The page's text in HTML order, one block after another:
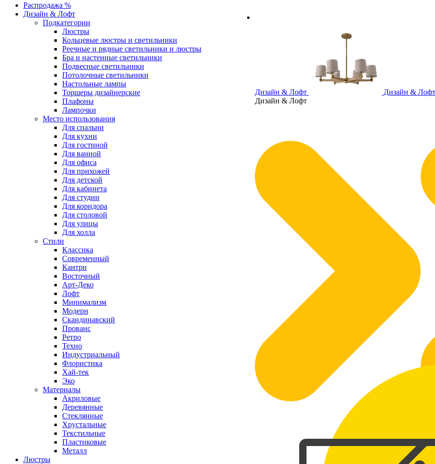
Дизайн & Лофт
Дизайн & Лофт
Дизайн & Лофт
Распродажа %
Дизайн & Лофт
Подкатегории
Люстры
Кольцевые люстры и светильники
Реечные и рядные светильники и люстры
Бра и настенные светильники
Подвесные светильники
Потолочные светильники
Настольные лампы
Торшеры дизайнерские
Плафоны
Лампочки
Место использования
Для спальни
Для кухни
Для гостиной
Для ванной
Для офиса
Для прихожей
Для детской
Для кабинета
Для студии
Для коридора
Для столовой
Для улицы
Для холла
Стили
Классика
Современный
Кантри
Восточный
Арт-Деко
Лофт
Минимализм
Модерн
Скандинавский
Прованс
Ретро
Техно
Индустриальный
Флористика
Хай-тек
Эко
Материалы
Акриловые
Деревянные
Стеклянные
Хрустальные
Текстильные
Пластиковые
Металл
Люстры